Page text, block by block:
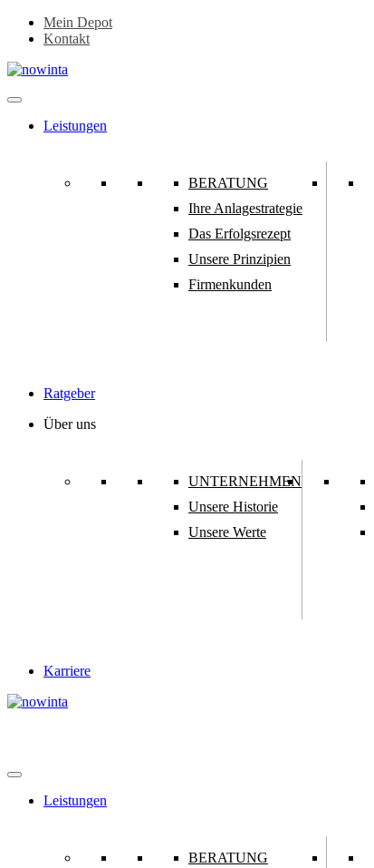
Zum
Inhalt
Mein Depot
Kontakt
Leistungen
BERATUNG
Ihre Anlagestrategie
Das Erfolgsrezept
Unsere Prinzipien
Firmenkunden
Ratgeber
Über uns
UNTERNEHMEN
Unsere Historie
Unsere Werte
Karriere
Leistungen
BERATUNG